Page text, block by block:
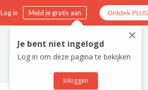
Log in Meld je gratis aan Ontdek PLUS
×
Je bent niet ingelogd
Log in om deze pagina te bekijken
Inloggen